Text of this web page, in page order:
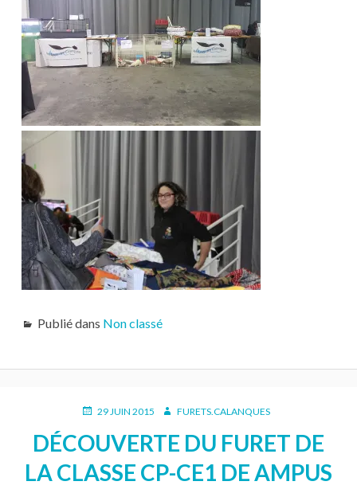
Publié dans Non classé
PUBLIÉ29 JUIN 2015 AUTEUR
FURETS.CALANQUES
DÉCOUVERTE DU FURET DE
LA CLASSE CP-CE1 DE AMPUS